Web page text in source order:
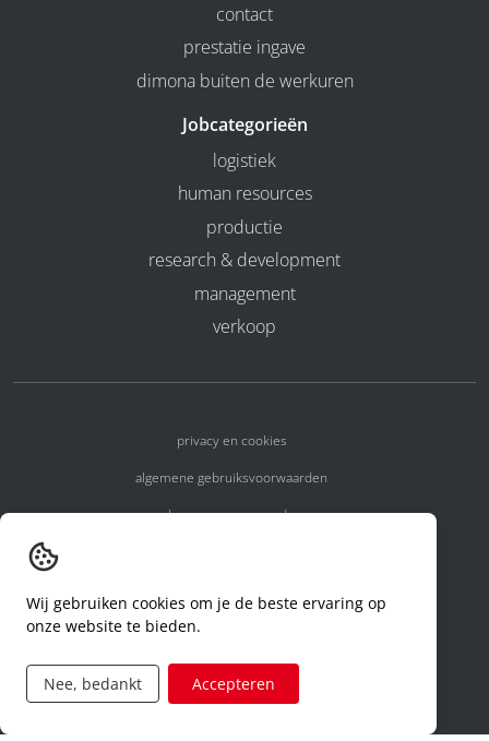
contact
prestatie ingave
dimona buiten de werkuren
Jobcategorieën
logistiek
human resources
productie
research & development
management
verkoop
privacy en cookies
algemene gebruiksvoorwaarden
algemene voorwaarden
code of conduct
aanvraag rechten ivm privacy
Wij gebruiken cookies om je de beste ervaring op
onze website te bieden.
Nee, bedankt Accepteren